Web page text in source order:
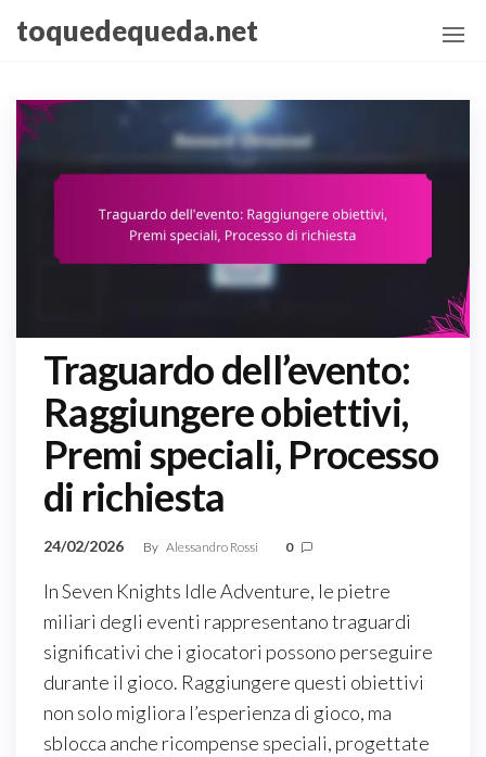
content
toquedequeda.net
Traguardo dell’evento:
Raggiungere obiettivi,
Premi speciali, Processo
di richiesta
24/02/2026 By Alessandro Rossi 0
In Seven Knights Idle Adventure, le pietre
miliari degli eventi rappresentano traguardi
significativi che i giocatori possono perseguire
durante il gioco. Raggiungere questi obiettivi
non solo migliora l’esperienza di gioco, ma
sblocca anche ricompense speciali, progettate